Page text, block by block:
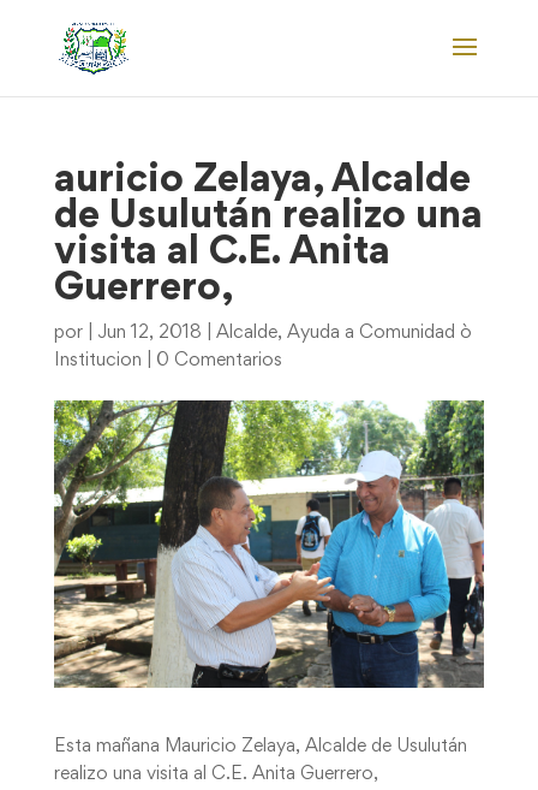
auricio Zelaya, Alcalde
de Usulután realizo una
visita al C.E. Anita
Guerrero,
por Jun 12, 2018 Alcalde, Ayuda a Comunidad ò
Institucion
0 Comentarios
Esta mañana Mauricio Zelaya, Alcalde de Usulután
realizo una visita al C.E. Anita Guerrero,